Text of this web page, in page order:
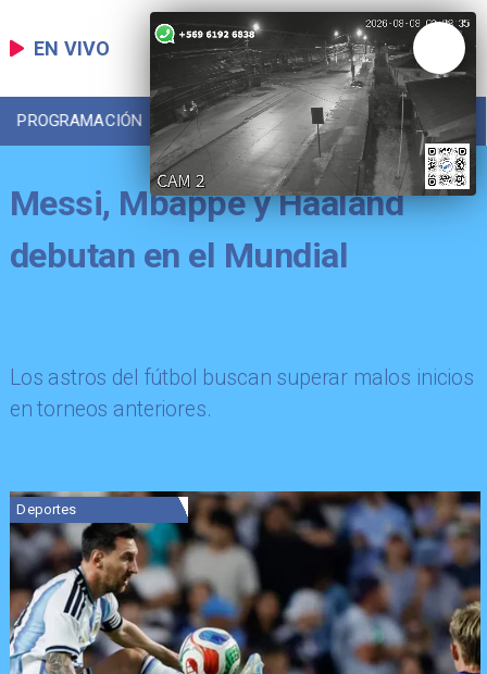
EN VIVO
PROGRAMACIÓN LOCAL DEPORTES
Messi, Mbappé y Haaland
debutan en el Mundial
Los astros del fútbol buscan superar malos inicios
en torneos anteriores.
Deportes